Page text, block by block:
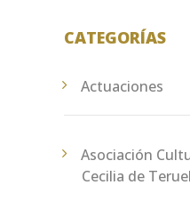
CATEGORÍAS
Actuaciones
Asociación
Cecilia de Teruel